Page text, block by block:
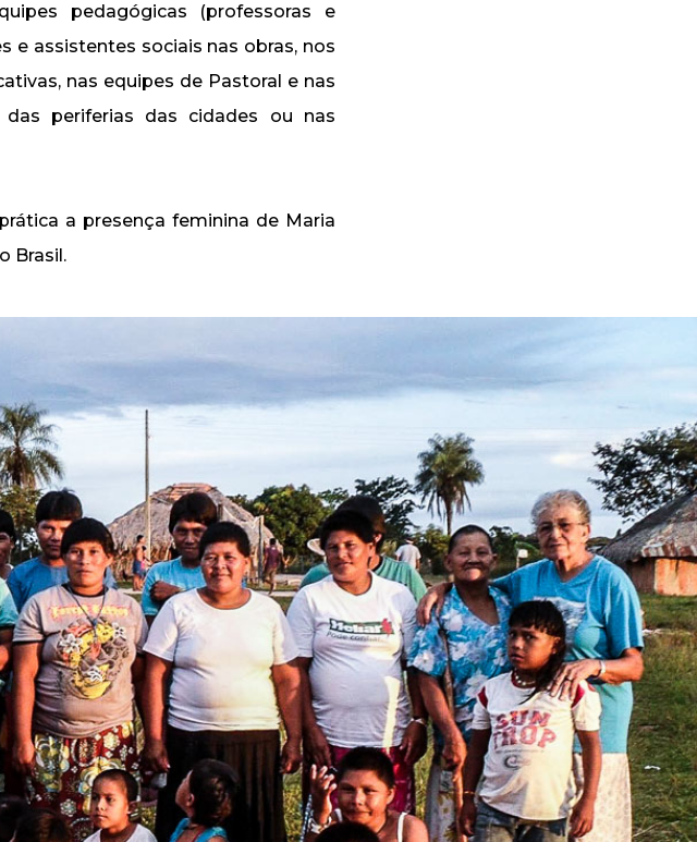
pedagógicas (professoras e
e assistentes sociais nas obras, nos
nas equipes de Pastoral e nas
periferias das cidades ou nas
a presença feminina de Maria
Brasil.